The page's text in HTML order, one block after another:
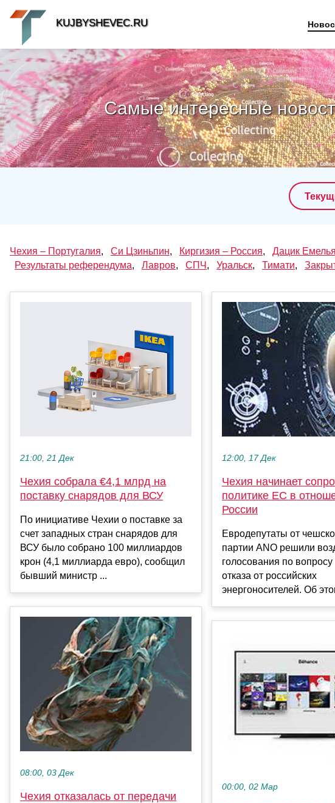
Самые интересные
Чехия – Португалия, Си Цзиньпин, Киргизия – Россия, Дацик
Результаты референдума, Лавров, СПЧ , Уральск, Тимати,
21:00, 21 Дек
Чехия собрала €4,1 млрд на
поставку снарядов для ВСУ
По инициативе Чехии о поставке за
счет западных стран снарядов для
ВСУ было собрано 100 миллиардов
крон (4,1 миллиарда евро), сообщил
бывший министр ...
08:00, 03 Дек
Чехия отказалась от передачи
12:00, 17 Дек
Чехия начинает
политике ЕС в
России
Евродепутаты от
партии ANO решили
голосования по вопросу
отказа от российских
энергоносителей. Об
00:00, 02 Мар
KUJBYSHEVEC.RU